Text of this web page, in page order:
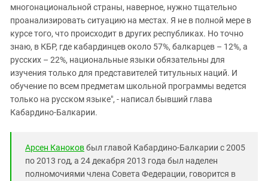
многонациональной страны, наверное, нужно тщательно
проанализировать ситуацию на местах. Я не в полной мере в
курсе того, что происходит в других республиках. Но точно
знаю, в КБР, где кабардинцев около 57%, балкарцев – 12%, а
русских – 22%, национальные языки обязательны для
изучения только для представителей титульных наций. И
обучение по всем предметам школьной программы ведется
только на русском языке", - написал бывший глава
Кабардино-Балкарии.
Арсен Каноковбыл главой Кабардино-Балкарии с 2005
по 2013 год, а 24 декабря 2013 года был наделен
полномочиями члена Совета Федерации, говорится в